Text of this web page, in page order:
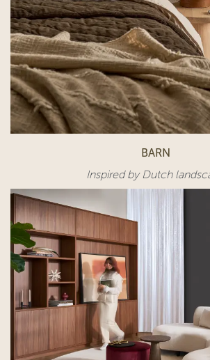
BARN
Inspired by Dutch